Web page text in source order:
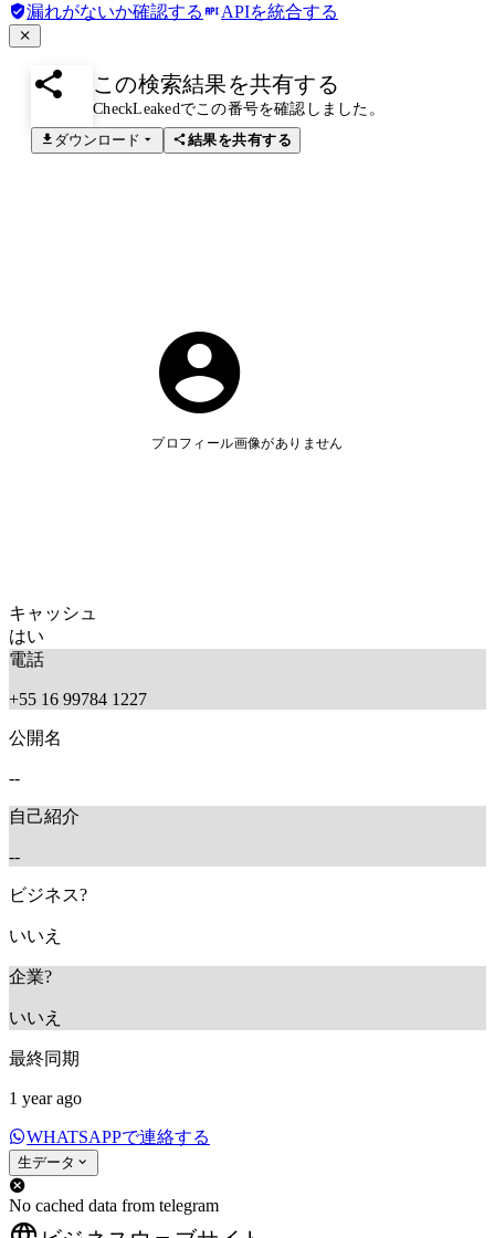
漏れがないか確認する APIを統合する
この検索結果を共有する
CheckLeakedでこの番号を確認しました。
ダウンロード
結果を共有する
プロフィール画像がありません
キャッシュ
はい
電話
+55 16 99784 1227
公開名
--
自己紹介
--
ビジネス?
いいえ
企業?
いいえ
最終同期
1 year ago
WHATSAPPで連絡する
生データ
No cached data from telegram